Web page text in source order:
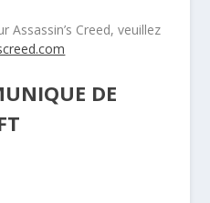
Assassin’s Creed, veuillez
DE